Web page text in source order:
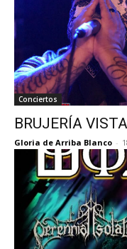
Conciertos
BRUJERÍA
Gloria de Arriba Blanco -